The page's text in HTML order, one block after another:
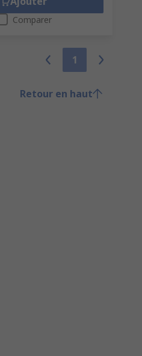
Comparer
1
Retour en haut